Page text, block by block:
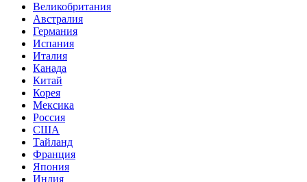
Великобритания
Австралия
Германия
Испания
Италия
Канада
Китай
Корея
Мексика
Россия
США
Тайланд
Франция
Япония
Индия